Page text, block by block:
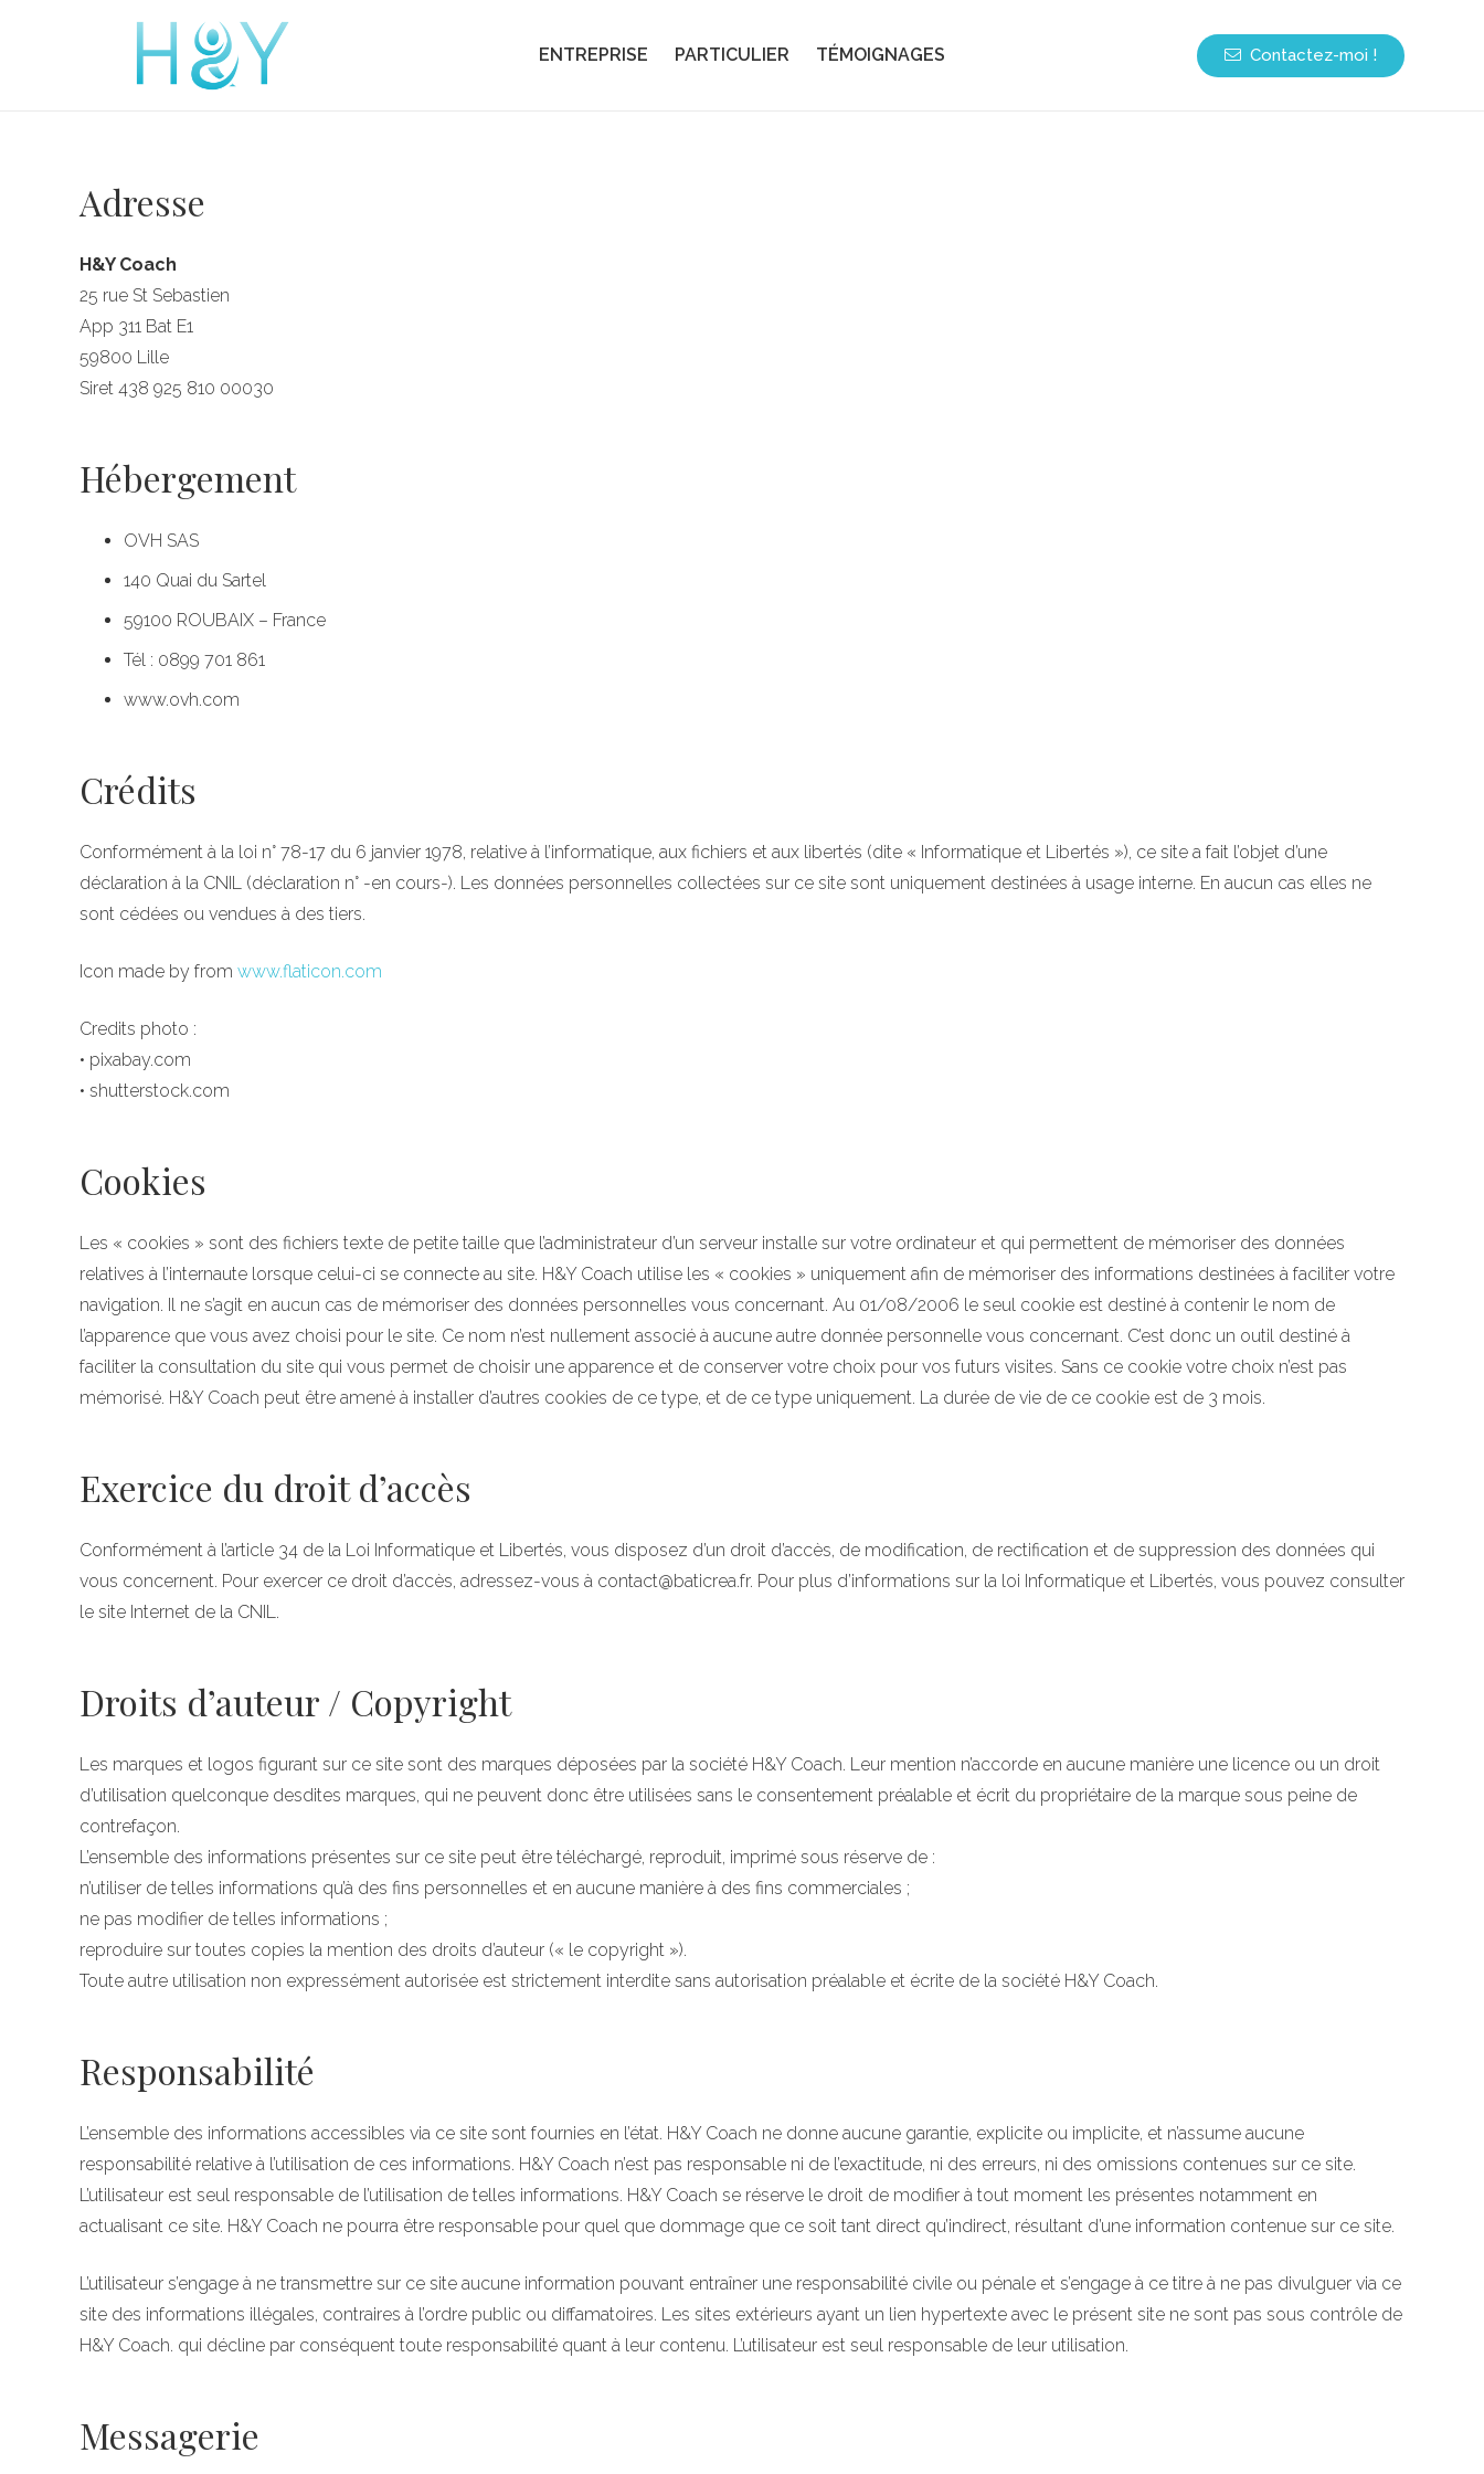
ENTREPRISE PARTICULIER TÉMOIGNAGES Contactez-moi !
Adresse
H&Y Coach
25 rue St Sebastien
App 311 Bat E1
59800 Lille
Siret 438 925 810 00030
Hébergement
OVH SAS
140 Quai du Sartel
59100 ROUBAIX – France
Tél : 0899 701 861
www.ovh.com
Crédits
Conformément à la loi n° 78-17 du 6 janvier 1978, relative à l’informatique, aux fichiers et aux libertés (dite « Informatique et Libertés »), ce site a fait l’objet d’une
déclaration à la CNIL (déclaration n° -en cours-). Les données personnelles collectées sur ce site sont uniquement destinées à usage interne. En aucun cas elles ne
sont cédées ou vendues à des tiers.
Icon made by from www.flaticon.com
Credits photo :
• pixabay.com
• shutterstock.com
Cookies
Les « cookies » sont des fichiers texte de petite taille que l’administrateur d’un serveur installe sur votre ordinateur et qui permettent de mémoriser des données
relatives à l’internaute lorsque celui-ci se connecte au site. H&Y Coach utilise les « cookies » uniquement afin de mémoriser des informations destinées à faciliter votre
navigation. Il ne s’agit en aucun cas de mémoriser des données personnelles vous concernant. Au 01/08/2006 le seul cookie est destiné à contenir le nom de
l’apparence que vous avez choisi pour le site. Ce nom n’est nullement associé à aucune autre donnée personnelle vous concernant. C’est donc un outil destiné à
faciliter la consultation du site qui vous permet de choisir une apparence et de conserver votre choix pour vos futurs visites. Sans ce cookie votre choix n’est pas
mémorisé. H&Y Coach peut être amené à installer d’autres cookies de ce type, et de ce type uniquement. La durée de vie de ce cookie est de 3 mois.
Exercice du droit d’accès
Conformément à l’article 34 de la Loi Informatique et Libertés, vous disposez d’un droit d’accès, de modification, de rectification et de suppression des données qui
vous concernent. Pour exercer ce droit d’accès, adressez-vous à contact@baticrea.fr. Pour plus d’informations sur la loi Informatique et Libertés, vous pouvez consulter
le site Internet de la CNIL.
Droits d’auteur / Copyright
Les marques et logos figurant sur ce site sont des marques déposées par la société H&Y Coach. Leur mention n’accorde en aucune manière une licence ou un droit
d’utilisation quelconque desdites marques, qui ne peuvent donc être utilisées sans le consentement préalable et écrit du propriétaire de la marque sous peine de
contrefaçon.
L’ensemble des informations présentes sur ce site peut être téléchargé, reproduit, imprimé sous réserve de :
n’utiliser de telles informations qu’à des fins personnelles et en aucune manière à des fins commerciales ;
ne pas modifier de telles informations ;
reproduire sur toutes copies la mention des droits d’auteur (« le copyright »).
Toute autre utilisation non expressément autorisée est strictement interdite sans autorisation préalable et écrite de la société H&Y Coach.
Responsabilité
L’ensemble des informations accessibles via ce site sont fournies en l’état. H&Y Coach ne donne aucune garantie, explicite ou implicite, et n’assume aucune
responsabilité relative à l’utilisation de ces informations. H&Y Coach n’est pas responsable ni de l’exactitude, ni des erreurs, ni des omissions contenues sur ce site.
L’utilisateur est seul responsable de l’utilisation de telles informations. H&Y Coach se réserve le droit de modifier à tout moment les présentes notamment en
actualisant ce site. H&Y Coach ne pourra être responsable pour quel que dommage que ce soit tant direct qu’indirect, résultant d’une information contenue sur ce site.
L’utilisateur s’engage à ne transmettre sur ce site aucune information pouvant entraîner une responsabilité civile ou pénale et s’engage à ce titre à ne pas divulguer via ce
site des informations illégales, contraires à l’ordre public ou diffamatoires. Les sites extérieurs ayant un lien hypertexte avec le présent site ne sont pas sous contrôle de
H&Y Coach. qui décline par conséquent toute responsabilité quant à leur contenu. L’utilisateur est seul responsable de leur utilisation.
Messagerie